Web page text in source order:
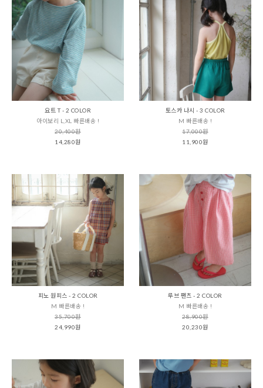
요트 T - 2 COLOR
아이보리 L,XL 빠른배송 !
20,400원
14,280원
토스카 나시 - 3 COLOR
M 빠른배송 !
17,000원
11,900원
피노 원피스 - 2 COLOR
M 빠른배송 !
35,700원
24,990원
루브 팬츠 - 2 COLOR
M 빠른배송 !
28,900원
20,230원